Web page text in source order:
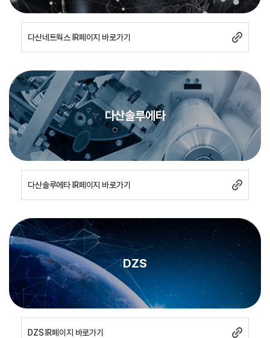
다산네트웍스 IR페이지 바로가기
다산솔루에타
다산솔루에타 IR페이지 바로가기
DZS
DZS IR페이지 바로가기